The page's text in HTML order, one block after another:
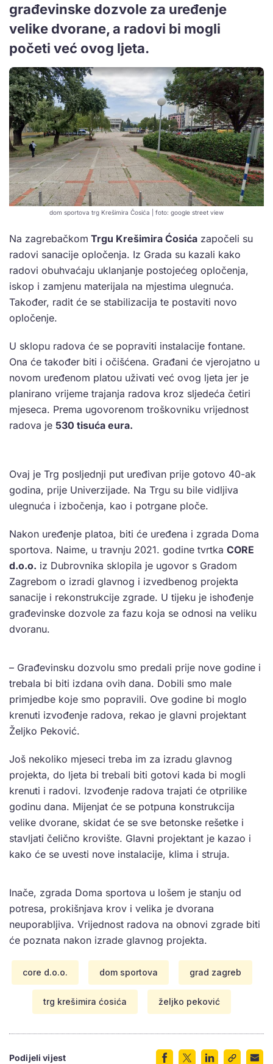
građevinske dozvole za uređenje
velike dvorane, a radovi bi mogli
početi već ovog ljeta.
dom sportova trg Krešimira Čosića | foto: google street view
Na zagrebačkom Trgu Krešimira Ćosića započeli su
radovi sanacije opločenja. Iz Grada su kazali kako
radovi obuhvaćaju uklanjanje postojećeg opločenja,
iskop i zamjenu materijala na mjestima ulegnuća.
Također, radit će se stabilizacija te postaviti novo
opločenje.
U sklopu radova će se popraviti instalacije fontane.
Ona će također biti i očišćena. Građani će vjerojatno u
novom uređenom platou uživati već ovog ljeta jer je
planirano vrijeme trajanja radova kroz sljedeća četiri
mjeseca. Prema ugovorenom troškovniku vrijednost
radova je 530 tisuća eura.
Ovaj je Trg posljednji put uređivan prije gotovo 40-ak
godina, prije Univerzijade. Na Trgu su bile vidljiva
ulegnuća i izbočenja, kao i potrgane ploče.
Nakon uređenje platoa, biti će uređena i zgrada Doma
sportova. Naime, u travnju 2021. godine tvrtka CORE
d.o.o. iz Dubrovnika sklopila je ugovor s Gradom
Zagrebom o izradi glavnog i izvedbenog projekta
sanacije i rekonstrukcije zgrade. U tijeku je ishođenje
građevinske dozvole za fazu koja se odnosi na veliku
dvoranu.
– Građevinsku dozvolu smo predali prije nove godine i
trebala bi biti izdana ovih dana. Dobili smo male
primjedbe koje smo popravili. Ove godine bi moglo
krenuti izvođenje radova, rekao je glavni projektant
Željko Peković.
Još nekoliko mjeseci treba im za izradu glavnog
projekta, do ljeta bi trebali biti gotovi kada bi mogli
krenuti i radovi. Izvođenje radova trajati će otprilike
godinu dana. Mijenjat će se potpuna konstrukcija
velike dvorane, skidat će se sve betonske rešetke i
stavljati čelično krovište. Glavni projektant je kazao i
kako će se uvesti nove instalacije, klima i struja.
Inače, zgrada Doma sportova u lošem je stanju od
potresa, prokišnjava krov i velika je dvorana
neuporabljiva. Vrijednost radova na obnovi zgrade biti
će poznata nakon izrade glavnog projekta.
core d.o.o. dom sportova grad zagreb
trg krešimira ćosića željko peković
Podijeli vijest